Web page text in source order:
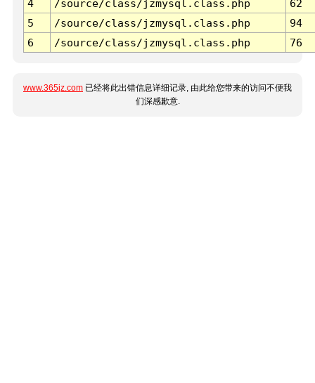
4
/source/class/jzmysql.class.php
62
5
/source/class/jzmysql.class.php
94
6
/source/class/jzmysql.class.php 76
www.365jz.com 已经将此出错信息详细记录, 由此给您带来的访问不便我
们深感歉意.